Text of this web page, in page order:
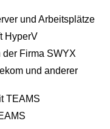
und Arbeitsplätze
HyperV
Firma SWYX
und anderer
TEAMS